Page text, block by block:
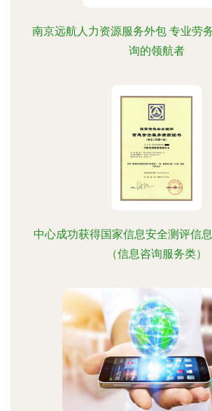
南京远航人力资源服务外包 专业劳
询的领航者
中心成功获得国家信息安全测评信
（信息咨询服务类）